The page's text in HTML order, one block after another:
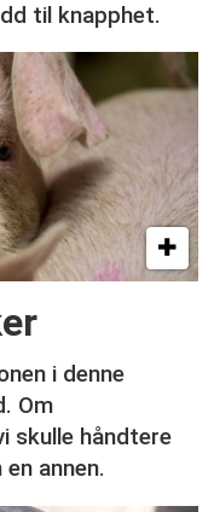
til knapphet.
i denne
Om
skulle håndtere
annen.